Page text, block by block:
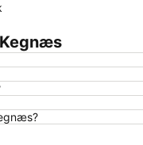
von Habernis
Haithabu